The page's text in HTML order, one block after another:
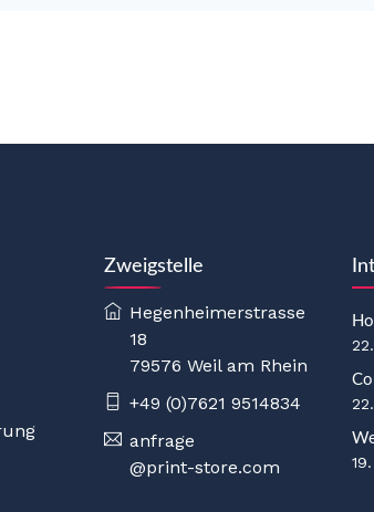
Zweigstelle
Hegenheimerstrasse
18
79576 Weil am Rhein
+49 (0)7621 9514834
anfrage
@print-store.com